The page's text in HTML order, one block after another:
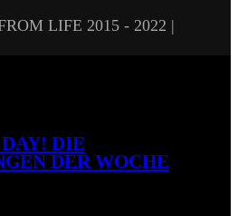
LIFE 2015 - 2022 |
DIE
DER WOCHE